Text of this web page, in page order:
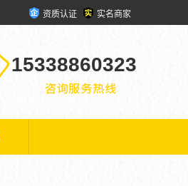
资质认证 实名商家
15338860323